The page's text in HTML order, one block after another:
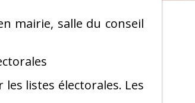
mairie, salle du conseil
listes électorales. Les